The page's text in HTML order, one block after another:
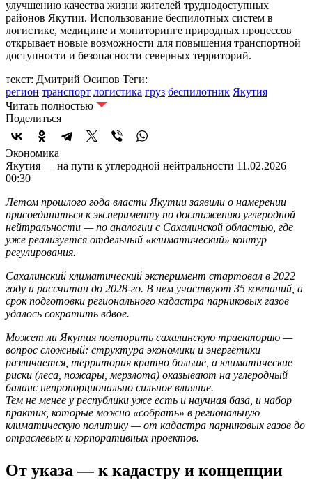
улучшению качества жизни жителей труднодоступных
районов Якутии. Использование беспилотных систем в
логистике, медицине и мониторинге природных процессов
открывает новые возможности для повышения транспортной
доступности и безопасности северных территорий.
текст: Дмитрий Осипов Теги:
регион транспорт логистика груз беспилотник Якутия
Читать полностью
Поделиться
Экономика
Якутия — на пути к углеродной нейтральности 11.02.2026
00:30
Летом прошлого года власти Якутии заявили о намерении
присоединиться к эксперименту по достижению углеродной
нейтральности — по аналогии с Сахалинской областью, где
уже реализуется отдельный «климатический» контур
регулирования.
Сахалинский климатический эксперимент стартовал в 2022
году и рассчитан до 2028-го. В нем участвуют 35 компаний, а
срок подготовки регионального кадастра парниковых газов
удалось сократить вдвое.
Может ли Якутия повторить сахалинскую траекторию —
вопрос сложный: структура экономики и энергетики
различается, территория кратно больше, а климатические
риски (леса, пожары, мерзлота) оказывают на углеродный
баланс непропорционально сильное влияние.
Тем не менее у республики уже есть и научная база, и набор
практик, которые можно «собрать» в региональную
климатическую политику — от кадастра парниковых газов до
отраслевых и корпоративных проектов.
От указа — к кадастру и концепции